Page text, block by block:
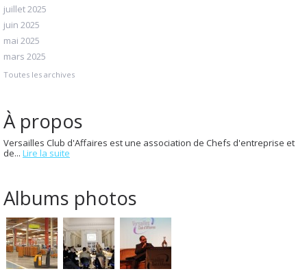
juillet 2025
juin 2025
mai 2025
mars 2025
Toutes les archives
À propos
Versailles Club d'Affaires est une association de Chefs d'entreprise et
de... Lire la suite
Albums photos